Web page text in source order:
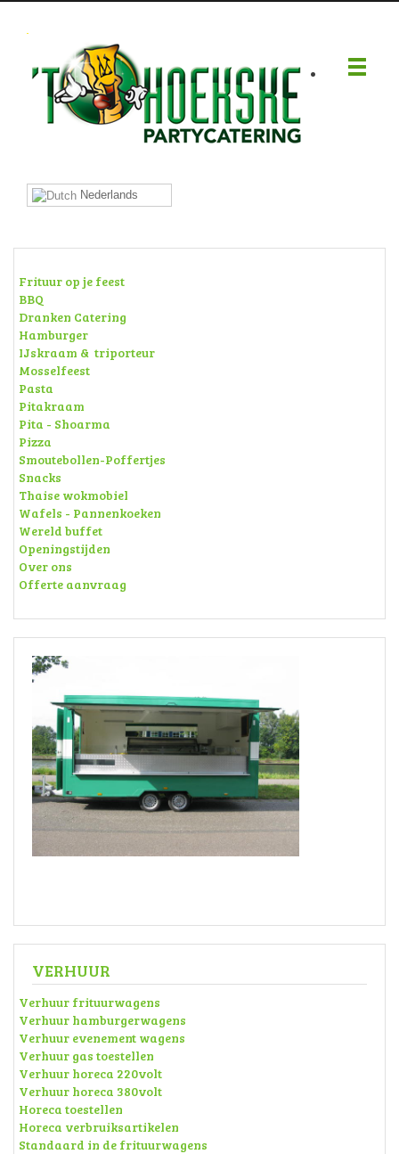
.
Nederlands
Frituur op je feest
BBQ
Dranken Catering
Hamburger
IJskraam & triporteur
Mosselfeest
Pasta
Pitakraam
Pita - Shoarma
Pizza
Smoutebollen-Poffertjes
Snacks
Thaise wokmobiel
Wafels - Pannenkoeken
Wereld buffet
Openingstijden
Over ons
Offerte aanvraag
VERHUUR
Verhuur frituurwagens
Verhuur hamburgerwagens
Verhuur evenement wagens
Verhuur gas toestellen
Verhuur horeca 220volt
Verhuur horeca 380volt
Horeca toestellen
Horeca verbruiksartikelen
Standaard in de frituurwagens